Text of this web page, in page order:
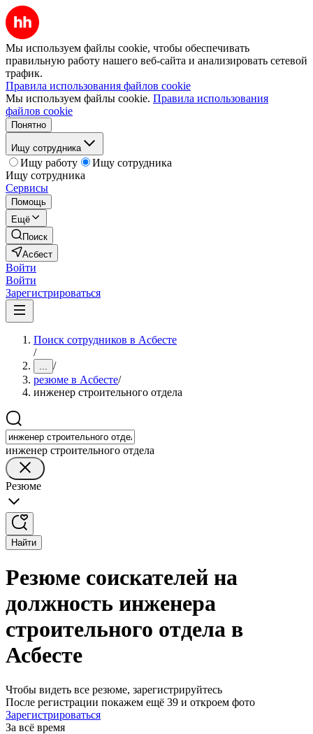
Мы используем файлы cookie, чтобы обеспечивать
правильную работу нашего веб-сайта и анализировать сетевой
трафик.
Правила использования файлов cookie
Мы используем файлы cookie. Правила использования
файлов cookie
Понятно
Ищу сотрудника
Ищу работу
Ищу сотрудника
Ищу сотрудника
Сервисы
Помощь
Ещё
Поиск
Асбест
Войти
Войти
Зарегистрироваться
Поиск сотрудников в Асбесте
/
... /
резюме в Асбесте/
инженер строительного отдела
инженер строительного отдела
Резюме
Найти
Резюме соискателей на
должность инженера
строительного отдела в
Асбесте
Чтобы видеть все резюме, зарегистрируйтесь
После регистрации покажем ещё 39 и откроем фото
Зарегистрироваться
За всё время